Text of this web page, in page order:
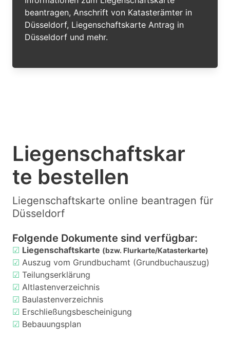
beantragen, Anschrift von Katasterämter in
Düsseldorf, Liegenschaftskarte Antrag in
Düsseldorf und mehr.
Liegenschaftskar
te bestellen
Liegenschaftskarte online beantragen für
Düsseldorf
Folgende Dokumente sind verfügbar:
☑ Liegenschaftskarte (bzw. Flurkarte/Katasterkarte)
☑ Auszug vom Grundbuchamt (Grundbuchauszug)
☑ Teilungserklärung
☑ Altlastenverzeichnis
☑ Baulastenverzeichnis
☑ Erschließungsbescheinigung
☑ Bebauungsplan